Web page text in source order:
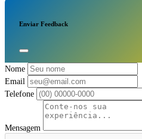
Enviar Feedback
Nome
Email
Telefone
Mensagem